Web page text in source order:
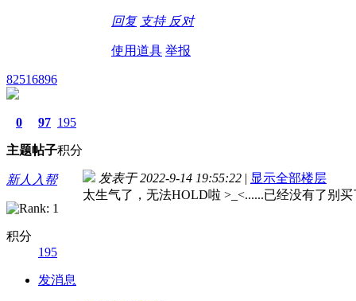
回复 支持 反对
使用道具 举报
82516896
0
主题
97
帖子
195
积分
新人入帮
积分
195
发消息
发表于 2022-9-14 19:55:22 | 显示全部楼层
太生气了，无法HOLD啦 >_<......已经没有了别